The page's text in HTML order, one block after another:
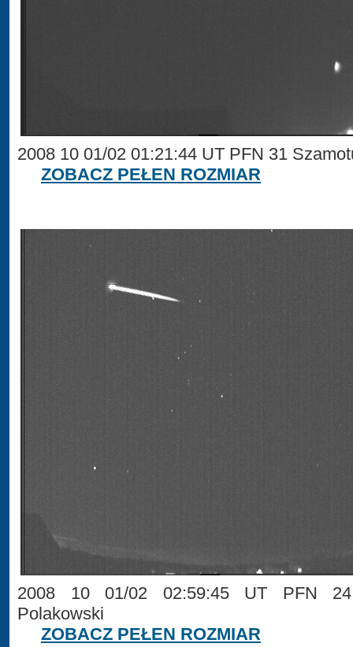
2008 10 01/02 01:21:44 UT PFN 31
ZOBACZ PEŁEN ROZMIAR
2008 10 01/02 02:59:45 UT PFN 24
Polakowski
ZOBACZ PEŁEN ROZMIAR